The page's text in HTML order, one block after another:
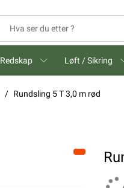
Redskap Løft / Sikring
Rundsling 5 T 3,0 m rød